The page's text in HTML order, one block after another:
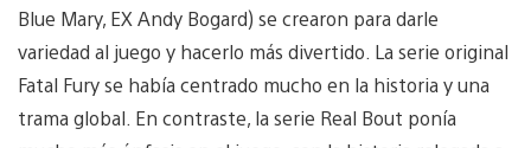
Blue Mary, EX Andy Bogard) se crearon para darle
variedad al juego y hacerlo más divertido. La serie original
Fatal Fury se había centrado mucho en la historia y una
trama global. En contraste, la serie Real Bout ponía